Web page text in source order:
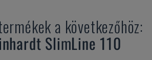
a következőhöz:
SlimLine 110